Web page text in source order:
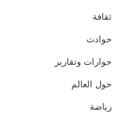
ثقافة
حوادث
حوارات وتقارير
حول العالم
رياضة